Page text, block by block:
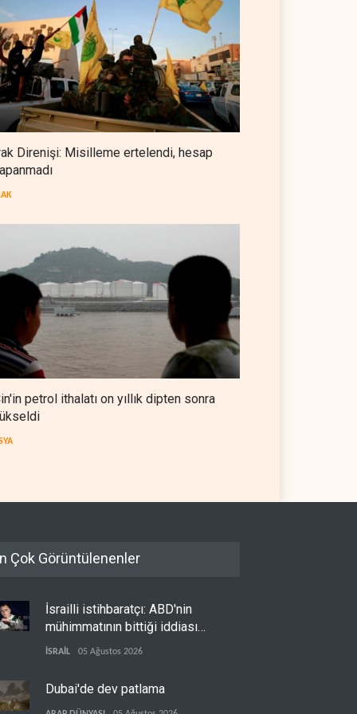
OPEC'ten ayrıldıktan
petrol üretimini rekor
çıkardı07 Ağustos 2026
The Telegraph: Hürmüz
anlaşması, İran’ın savaşı
kazandığını gösteriyor
BATI YARIM KÜRE
Foreign Affairs: ABD
Ortadoğu'dan elini çekmeli
BATI YARIM KÜRE 07 Ağustos 2026
Suudi Arabistan, Türkiye ve
Pakistan ortak savunma
anlaşması imzaladı
ARAP DÜNYASI 07 Ağustos 2026
Direnişi: Misilleme ertelendi, hesap
petrol ithalatı on yıllık dipten sonra
Çok Görüntülenenler
İsrailli istihbaratçı: ABD'nin
mühimmatının bittiği iddiası
bir iç kavga
İSRAİL 05 Ağustos 2026
Dubai'de dev patlama